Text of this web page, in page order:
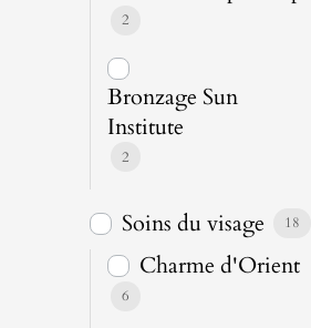
2
Bronzage Sun
Institute
2
Soins du visage 18
Charme d'Orient
6